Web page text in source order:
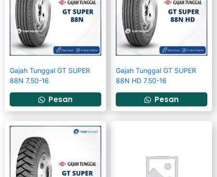
Gajah Tunggal GT SUPER
88N 7.50-16
Pesan
Gajah Tunggal GT SUPER
88N HD 7.50-16
Pesan